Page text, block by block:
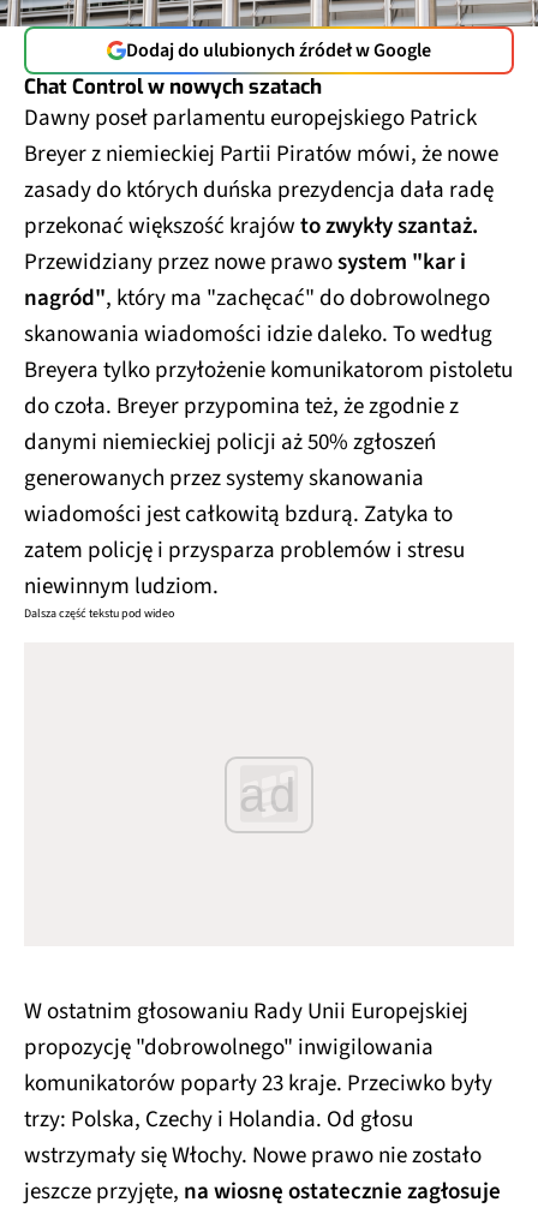
Dodaj do ulubionych źródeł w Google
Chat Control w nowych szatach
Dawny poseł parlamentu europejskiego Patrick
Breyer z niemieckiej Partii Piratów mówi, że nowe
zasady do których duńska prezydencja dała radę
przekonać większość krajówto zwykły szantaż.
Przewidziany przez nowe prawosystem "kar i
nagród", który ma "zachęcać" do dobrowolnego
skanowania wiadomości idzie daleko. To według
Breyera tylko przyłożenie komunikatorom pistoletu
do czoła. Breyer przypomina też, że zgodnie z
danymi niemieckiej policji aż 50% zgłoszeń
generowanych przez systemy skanowania
wiadomości jest całkowitą bzdurą. Zatyka to
zatem policję i przysparza problemów i stresu
niewinnym ludziom.
Dalsza część tekstu pod wideo
ad
W ostatnim głosowaniu Rady Unii Europejskiej
propozycję "dobrowolnego" inwigilowania
komunikatorów poparły 23 kraje. Przeciwko były
trzy: Polska, Czechy i Holandia. Od głosu
wstrzymały się Włochy. Nowe prawo nie zostało
jeszcze przyjęte, na wiosnę ostatecznie zagłosuje